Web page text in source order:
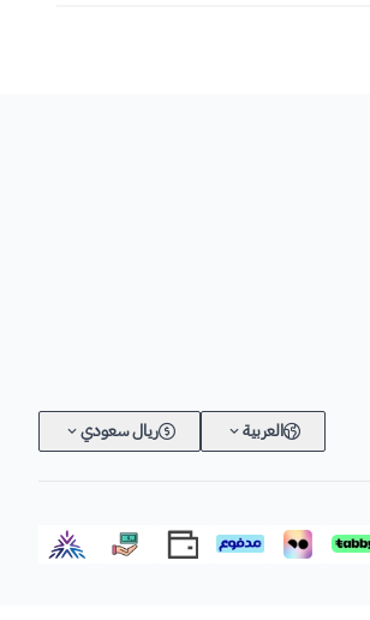
العربية ريال سعودي